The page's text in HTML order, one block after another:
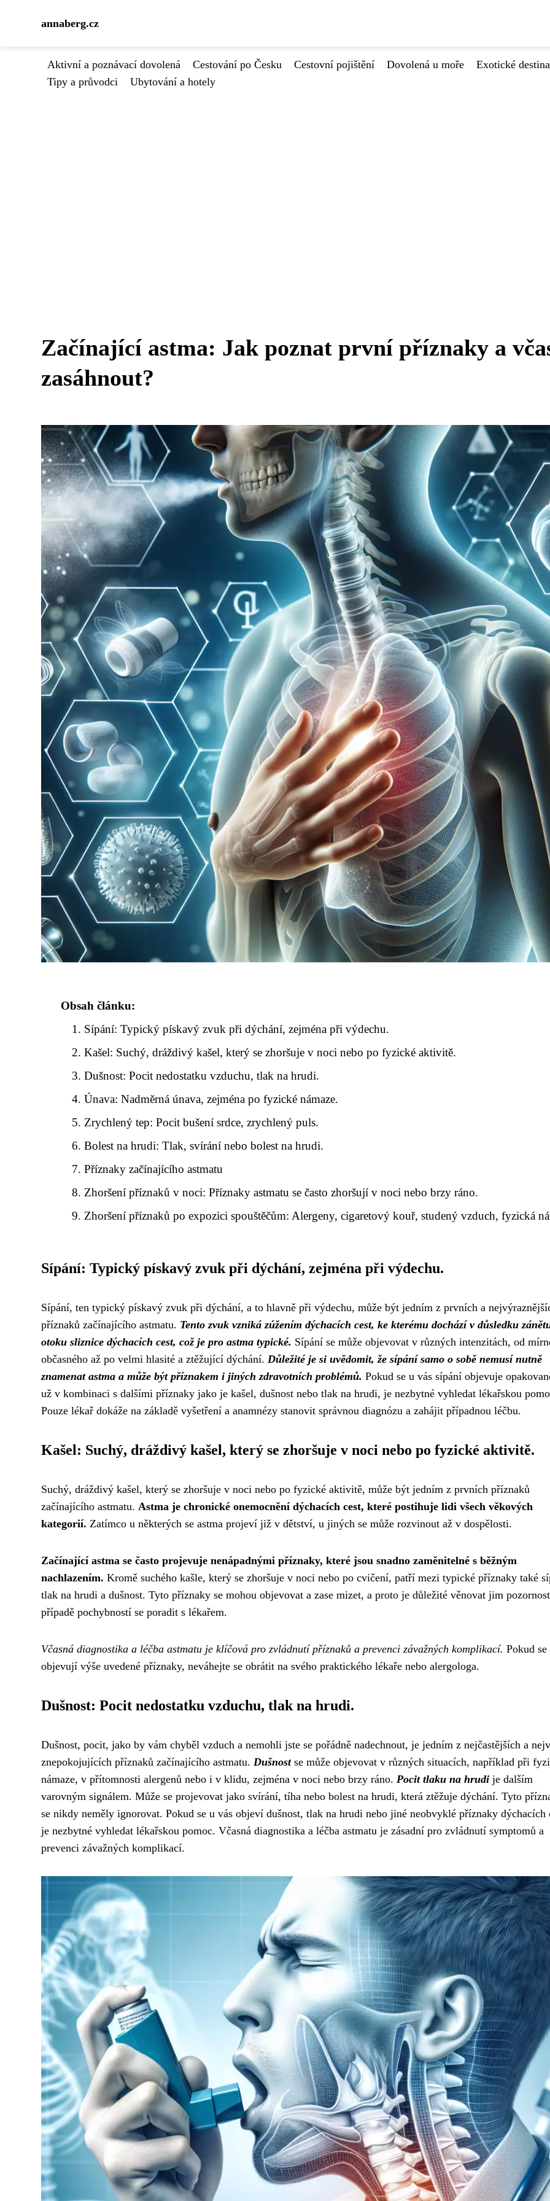
annaberg.cz
Aktivní a poznávací dovolená Cestování po Česku Cestovní pojištění Dovolená u moře Exotické
Tipy a průvodci
Ubytování a hotely
Začínající astma: Jak poznat první příznaky a
zasáhnout?
Obsah článku:
Sípání: Typický pískavý zvuk při dýchání, zejména při výdechu.
Kašel: Suchý, dráždivý kašel, který se zhoršuje v noci nebo po fyzické aktivitě.
Dušnost: Pocit nedostatku vzduchu, tlak na hrudi.
Únava: Nadměrná únava, zejména po fyzické námaze.
Zrychlený tep: Pocit bušení srdce, zrychlený puls.
Bolest na hrudi: Tlak, svírání nebo bolest na hrudi.
Příznaky začínajícího astmatu
Zhoršení příznaků v noci: Příznaky astmatu se často zhoršují v noci nebo brzy ráno.
Zhoršení příznaků po expozici spouštěčům: Alergeny, cigaretový kouř, studený vzduch, fyzická
Sípání: Typický pískavý zvuk při dýchání, zejména při výdechu.
Sípání, ten typický pískavý zvuk při dýchání, a to hlavně při výdechu, může být jedním z prvních a
příznaků začínajícího astmatu. Tento zvuk vzniká zúžením dýchacích cest, ke kterému dochází v důsledku
otoku sliznice dýchacích cest, což je pro astma typické. Sípání se může objevovat v různých intenzitách, od
občasného až po velmi hlasité a ztěžující dýchání. Důležité je si uvědomit, že sípání samo o sobě nemusí nutně
znamenat astma a může být příznakem i jiných zdravotních problémů. Pokud se u vás sípání objevuje
už v kombinaci s dalšími příznaky jako je kašel, dušnost nebo tlak na hrudi, je nezbytné vyhledat lékařskou
Pouze lékař dokáže na základě vyšetření a anamnézy stanovit správnou diagnózu a zahájit případnou léčbu.
Kašel: Suchý, dráždivý kašel, který se zhoršuje v noci nebo po fyzické aktivitě.
Suchý, dráždivý kašel, který se zhoršuje v noci nebo po fyzické aktivitě, může být jedním z prvních příznaků
začínajícího astmatu. Astma je chronické onemocnění dýchacích cest, které postihuje lidi všech věkových
kategorií. Zatímco u některých se astma projeví již v dětství, u jiných se může rozvinout až v dospělosti.
Začínající astma se často projevuje nenápadnými příznaky, které jsou snadno zaměnitelné s běžným
nachlazením. Kromě suchého kašle, který se zhoršuje v noci nebo po cvičení, patří mezi typické příznaky také
tlak na hrudi a dušnost. Tyto příznaky se mohou objevovat a zase mizet, a proto je důležité věnovat jim
případě pochybností se poradit s lékařem.
Včasná diagnostika a léčba astmatu je klíčová pro zvládnutí příznaků a prevenci závažných komplikací. Pokud se
objevují výše uvedené příznaky, neváhejte se obrátit na svého praktického lékaře nebo alergologa.
Dušnost: Pocit nedostatku vzduchu, tlak na hrudi.
Dušnost, pocit, jako by vám chyběl vzduch a nemohli jste se pořádně nadechnout, je jedním z nejčastějších a
znepokojujících příznaků začínajícího astmatu. Dušnostse může objevovat v různých situacích, například při
námaze, v přítomnosti alergenů nebo i v klidu, zejména v noci nebo brzy ráno. Pocit tlaku na hrudi je dalším
varovným signálem. Může se projevovat jako svírání, tíha nebo bolest na hrudi, která ztěžuje dýchání. Tyto
se nikdy neměly ignorovat. Pokud se u vás objeví dušnost, tlak na hrudi nebo jiné neobvyklé příznaky dýchacích
je nezbytné vyhledat lékařskou pomoc. Včasná diagnostika a léčba astmatu je zásadní pro zvládnutí symptomů a
prevenci závažných komplikací.